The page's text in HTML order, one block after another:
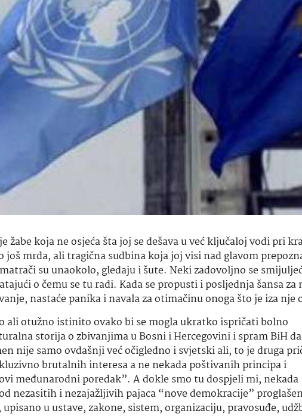
žabe koja ne osjeća šta joj se dešava u već ključaloj vodi pri
još mrda, ali tragična sudbina koja joj visi nad glavom
su unaokolo, gledaju i šute. Neki zadovoljno se
o čemu se tu radi. Kada se propusti i posljednja šansa za
nastaće panika i navala za otimačinu onoga što je iza
ali otužno istinito ovako bi se mogla ukratko ispričati bolno
storija o zbivanjima u Bosni i Hercegovini i spram BiH
nije samo ovdašnji već očigledno i svjetski ali, to je druga
brutalnih interesa a ne nekada poštivanih principa i
međunarodni poredak”. A dokle smo tu dospjeli mi, nekada
nezasitih i nezajažljivih pajaca “nove demokracije”
u ustave, zakone, sistem, organizaciju, pravosuđe,